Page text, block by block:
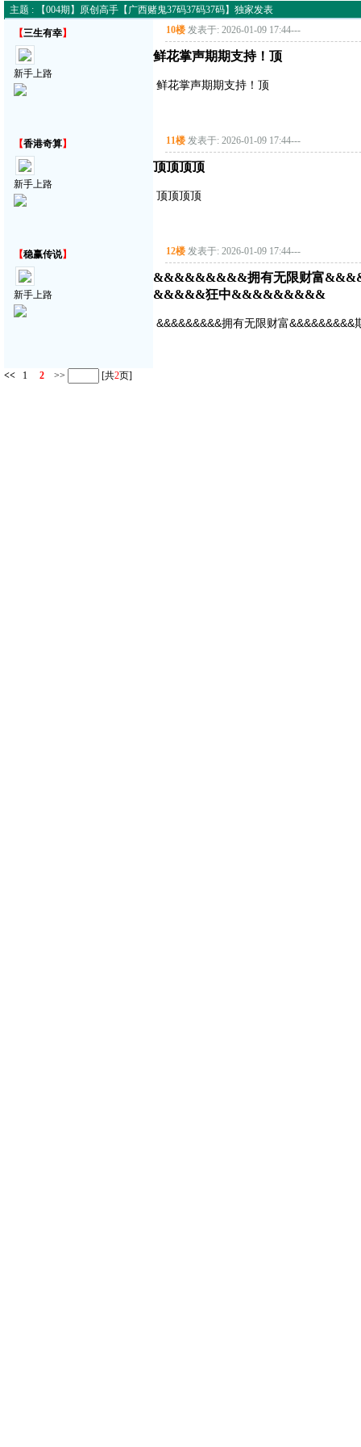
主题 : 【004期】原创高手【广西赌鬼37码37码37码】独家发表
【三生有幸】
新手上路
10楼 发表于: 2026-01-09 17:44---
鲜花掌声期期支持！顶
鲜花掌声期期支持！顶
【香港奇算】
新手上路
11楼 发表于: 2026-01-09 17:44---
顶顶顶顶
顶顶顶顶
【稳赢传说】
新手上路
12楼 发表于: 2026-01-09 17:44---
&&&&&&&&&拥有无限财富
&&&&&狂中&&&&&&&&&
&&&&&&&&&拥有无限财富
<< 1 2 >> [共2页]